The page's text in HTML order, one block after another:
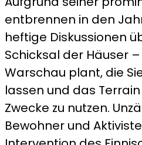
entbrennen in den
heftige Diskussionen
Schicksal der Häuser
Warschau plant, die
lassen und das
Zwecke zu nutzen.
Bewohner und